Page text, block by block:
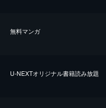
無料マンガ
U-NEXTオリジナル書籍読み放題